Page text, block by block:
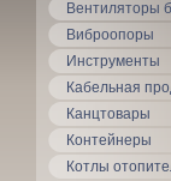
Вентиляторы
Виброопоры
Инструменты
Кабельная
Канцтовары
Контейнеры
Котлы